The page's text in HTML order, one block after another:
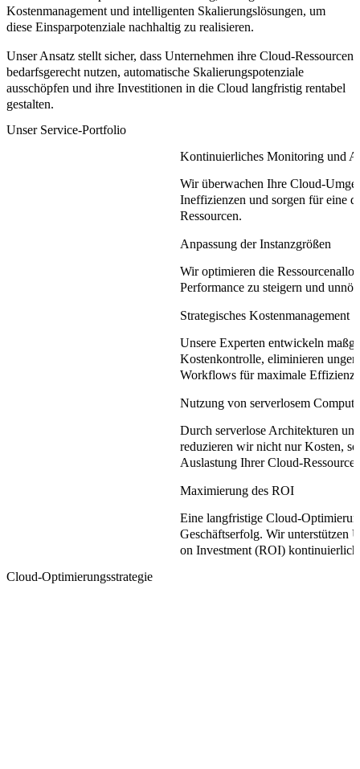
Kostenmanagement und intelligenten Skalierungslösungen, um
diese Einsparpotenziale nachhaltig zu realisieren.
Unser Ansatz stellt sicher, dass Unternehmen ihre Cloud-Ressourcen
bedarfsgerecht nutzen, automatische Skalierungspotenziale
ausschöpfen und ihre Investitionen in die Cloud langfristig rentabel
gestalten.
Unser Service-Portfolio
Kontinuierliches Monitoring und
Wir überwachen Ihre Cloud-
Ineffizienzen und sorgen für eine
Ressourcen.
Anpassung der Instanzgrößen
Wir optimieren die
Performance zu steigern und
Strategisches Kostenmanagement
Unsere Experten entwickeln
Kostenkontrolle, eliminieren
Workflows für maximale Effizienz.
Nutzung von serverlosem
Durch serverlose Architekturen
reduzieren wir nicht nur Kosten,
Auslastung Ihrer Cloud-
Maximierung des ROI
Eine langfristige Cloud-
Geschäftserfolg. Wir unterstützen
on Investment (ROI) kontinuierlich
Cloud-Optimierungsstrategie